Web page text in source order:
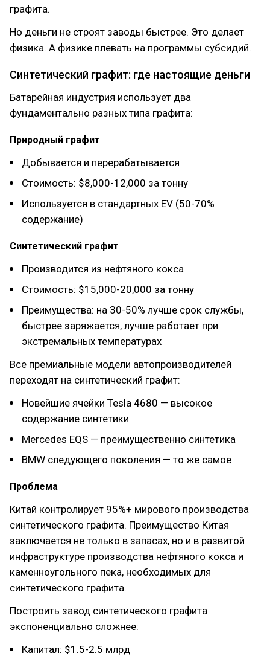
графита.
Но деньги не строят заводы быстрее. Это делает
физика. А физике плевать на программы субсидий.
Синтетический графит: где настоящие деньги
Батарейная индустрия использует два
фундаментально разных типа графита:
Природный графит
Добывается и перерабатывается
Стоимость: $8,000-12,000 за тонну
Используется в стандартных EV (50-70%
содержание)
Синтетический графит
Производится из нефтяного кокса
Стоимость: $15,000-20,000 за тонну
Преимущества: на 30-50% лучше срок службы,
быстрее заряжается, лучше работает при
экстремальных температурах
Все премиальные модели автопроизводителей
переходят на синтетический графит:
Новейшие ячейки Tesla 4680 — высокое
содержание синтетики
Mercedes EQS — преимущественно синтетика
BMW следующего поколения — то же самое
Проблема
Китай контролирует 95%+ мирового производства
синтетического графита. Преимущество Китая
заключается не только в запасах, но и в развитой
инфраструктуре производства нефтяного кокса и
каменноугольного пека, необходимых для
синтетического графита.
Построить завод синтетического графита
экспоненциально сложнее:
Капитал: $1.5-2.5 млрд